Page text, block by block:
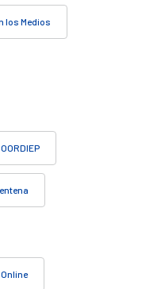
los Medios